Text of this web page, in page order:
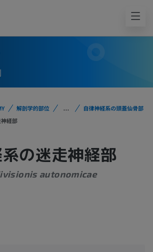
解剖学的部位 ...
自律神経系の頭蓋仙骨部
経部
の迷走神経部
autonomicae